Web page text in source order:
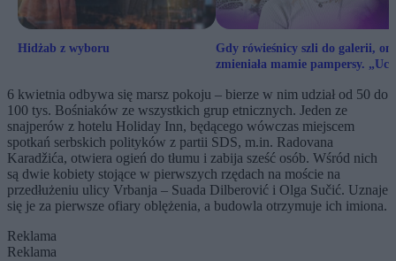
Hidżab z wyboru
Gdy rówieśnicy szli do galerii,
zmieniała mamie pampersy.
6 kwietnia odbywa się marsz pokoju – bierze w nim udział od 50 do
100 tys. Bośniaków ze wszystkich grup etnicznych. Jeden ze
snajperów z hotelu Holiday Inn, będącego wówczas miejscem
spotkań serbskich polityków z partii SDS, m.in. Radovana
Karadžića, otwiera ogień do tłumu i zabija sześć osób. Wśród nich
są dwie kobiety stojące w pierwszych rzędach na moście na
przedłużeniu ulicy Vrbanja – Suada Dilberović i Olga Sučić. Uznaje
się je za pierwsze ofiary oblężenia, a budowla otrzymuje ich imiona.
Reklama
Reklama